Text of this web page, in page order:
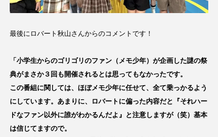
最後にロバート秋山さんからのコメントです！
「小学生からのゴリゴリのファン（メモ少年）が企画した謎の祭
典がまさか３回も開催されるとは思ってもなかったです。
この番組に関しては、ほぼメモ少年に任せて、全て乗っかるよう
にしています。あまりに、ロバートに偏った内容だと『それハー
ドなファン以外に誰がわかるんだよ』と注意しますが（笑）基本
は信じてますので。